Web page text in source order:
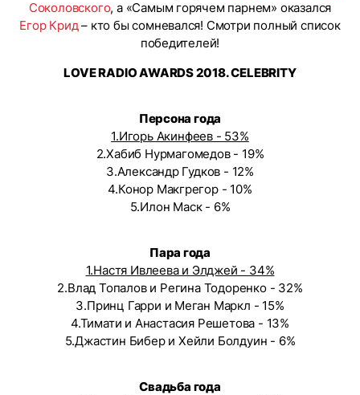
Соколовского, а «Самым горячем парнем» оказался
Егор Крид– кто бы сомневался! Смотри полный список
победителей!
LOVE RADIO AWARDS 2018. CELEBRITY
Персона года
1.Игорь Акинфеев - 53%
2.Хабиб Нурмагомедов - 19%
3.Александр Гудков - 12%
4.Конор Макгрегор - 10%
5.Илон Маск - 6%
Пара года
1.Настя Ивлеева и Элджей - 34%
2.Влад Топалов и Регина Тодоренко - 32%
3.Принц Гарри и Меган Маркл - 15%
4.Тимати и Анастасия Решетова - 13%
5.Джастин Бибер и Хейли Болдуин - 6%
Свадьба года